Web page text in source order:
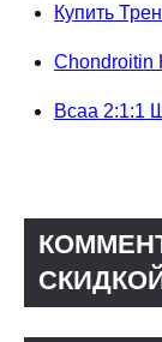
Купить
Chondroitin
Всаа 2:1:1